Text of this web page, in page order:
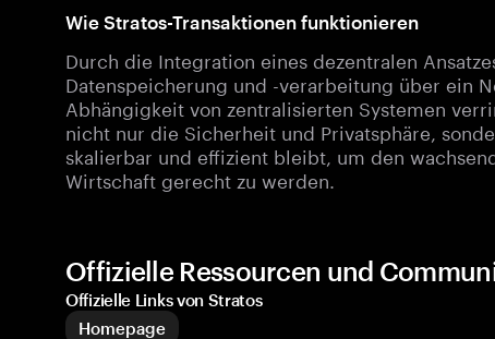
Wie Stratos-Transaktionen funktionieren
Durch die Integration eines dezentralen
Datenspeicherung und -verarbeitung über ein
Abhängigkeit von zentralisierten Systemen
nicht nur die Sicherheit und Privatsphäre,
skalierbar und effizient bleibt, um den
Wirtschaft gerecht zu werden.
Offizielle Ressourcen und
Offizielle Links von Stratos
Homepage